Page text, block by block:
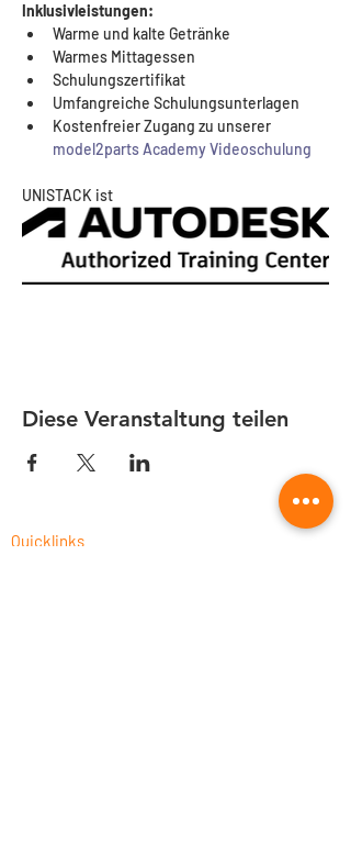
Inklusivleistungen:
Warme und kalte Getränke
Warmes Mittagessen
Schulungszertifikat
Umfangreiche Schulungsunterlagen
Kostenfreier Zugang zu unserer
model2parts Academy Videoschulung
UNISTACK ist
Diese Veranstaltung teilen
Quicklinks